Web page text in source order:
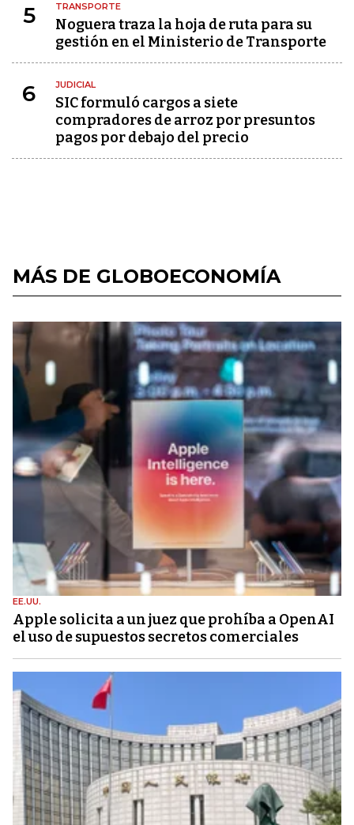
5 TRANSPORTE
Noguera traza la hoja de ruta para su
gestión en el Ministerio de Transporte
6 JUDICIAL
SIC formuló cargos a siete
compradores de arroz por presuntos
pagos por debajo del precio
MÁS DE GLOBOECONOMÍA
EE.UU.
Apple solicita a un juez que prohíba a OpenAI
el uso de supuestos secretos comerciales